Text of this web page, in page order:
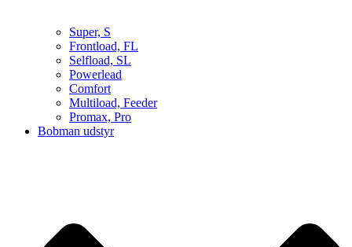
Super, S
Frontload, FL
Selfload, SL
Powerlead
Comfort
Multiload, Feeder
Promax, Pro
Bobman udstyr